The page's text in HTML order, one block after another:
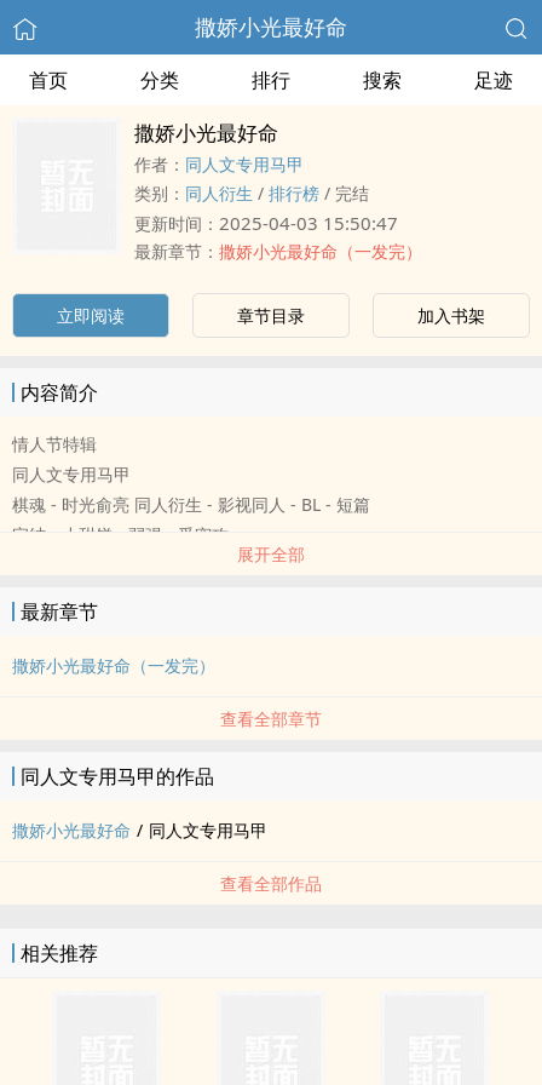
撒娇小光最好命
首页 分类 排行 搜索 足迹
撒娇小光最好命
作者： ‌‍‍同‌‎人‌‌文专用马甲
类别： ‌‍‍同‌‎人‌‌衍生 / 排行榜 / 完结
更新时间： 2025-04-03 15:50:47
最新章节： 撒娇小光最好命（一发完）
立即阅读 章节目录 加入书架
内容简介
情人节特辑
‌‍‍同‌‎人‌‌文专用马甲
棋魂 - 时光俞亮 ‌‍‍同‌‎人‌‌衍生 - 影视‌‍‍同‌‎人‌‌ - BL - 短篇
完结 - 小甜饼 - 弱强 - 受宠攻
撒娇猪包时光（攻）x宠妻狂魔俞亮
是小甜饼
人物严重ooc
展开全部
最新章节
撒娇小光最好命（一发完）
查看全部章节
‌‍‍同‌‎人‌‌文专用马甲的作品
撒娇小光最好命 / ‌‍‍同‌‎人‌‌文专用马甲
查看全部作品
相关推荐